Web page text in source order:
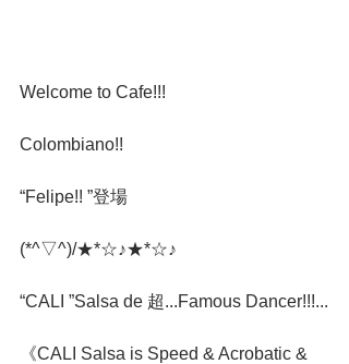
Welcome to Cafe!!!
Colombiano!!
“Felipe!! ”登場
(*^▽^)/★*☆♪★*☆♪
“CALI ”Salsa de 超...Famous Dancer!!!...
《CALI Salsa is Speed & Acrobatic &